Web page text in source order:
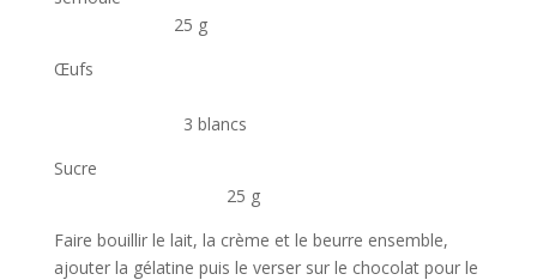
25 g
Œufs
3 blancs
Sucre
25 g
Faire bouillir le lait, la crème et le beurre ensemble,
ajouter la gélatine puis le verser sur le chocolat pour le